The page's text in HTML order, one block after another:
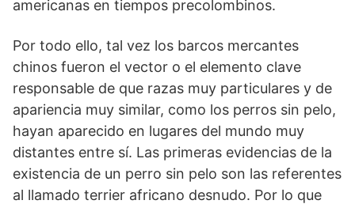
americanas en tiempos precolombinos.
Por todo ello, tal vez los barcos mercantes
chinos fueron el vector o el ele­mento clave
responsable de que razas muy particulares y de
apariencia muy similar, como los perros sin pelo,
hayan aparecido en lugares del mundo muy
distantes entre sí. Las primeras evidencias de la
existencia de un perro sin pelo son las referentes
al llamado terrier africano desnudo. Por lo que